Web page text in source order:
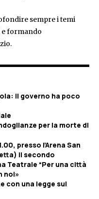
sempre i temi
formando
il governo ha poco
per la morte di
presso l’Arena San
il secondo
Teatrale “Per una città
noi»
con una legge sul